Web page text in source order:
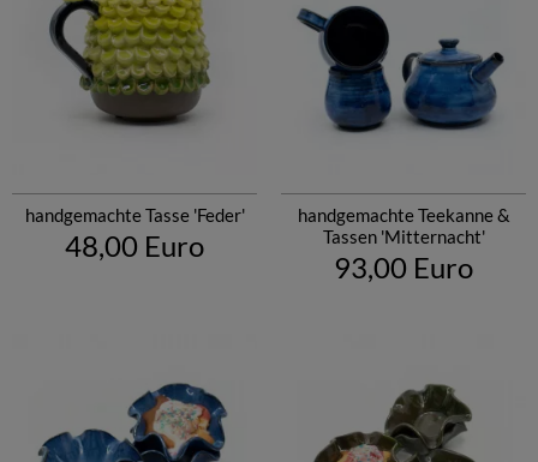
handgemachte Tasse 'Feder'
48,00 Euro
handgemachte Teekanne &
Tassen 'Mitternacht'
93,00 Euro